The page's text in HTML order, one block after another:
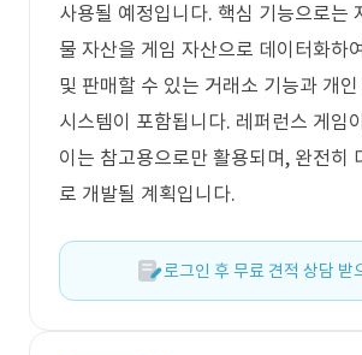
사용될 예정입니다. 핵심 기능으로는
물 자산을 게임 자산으로 데이터화하
및 판매할 수 있는 거래소 기능과 개
시스템이 포함됩니다. 레퍼런스 게임
이는 참고용으로만 활용되며, 완전히
로 개발될 계획입니다.
로그인 후 무료 견적 상담 받